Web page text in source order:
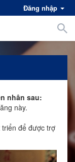
Đăng nhập
nhân sau:
này.
để được trợ